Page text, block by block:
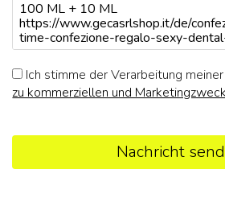
Ich stimme der Verarbeitung
zu kommerziellen und
Nachricht